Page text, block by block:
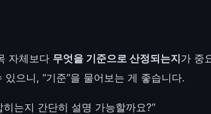
자체보다 무엇을 기준으로 산정되는지가 중
으니, “기준”을 물어보는 게 좋습니다.
는지 간단히 설명 가능할까요?”